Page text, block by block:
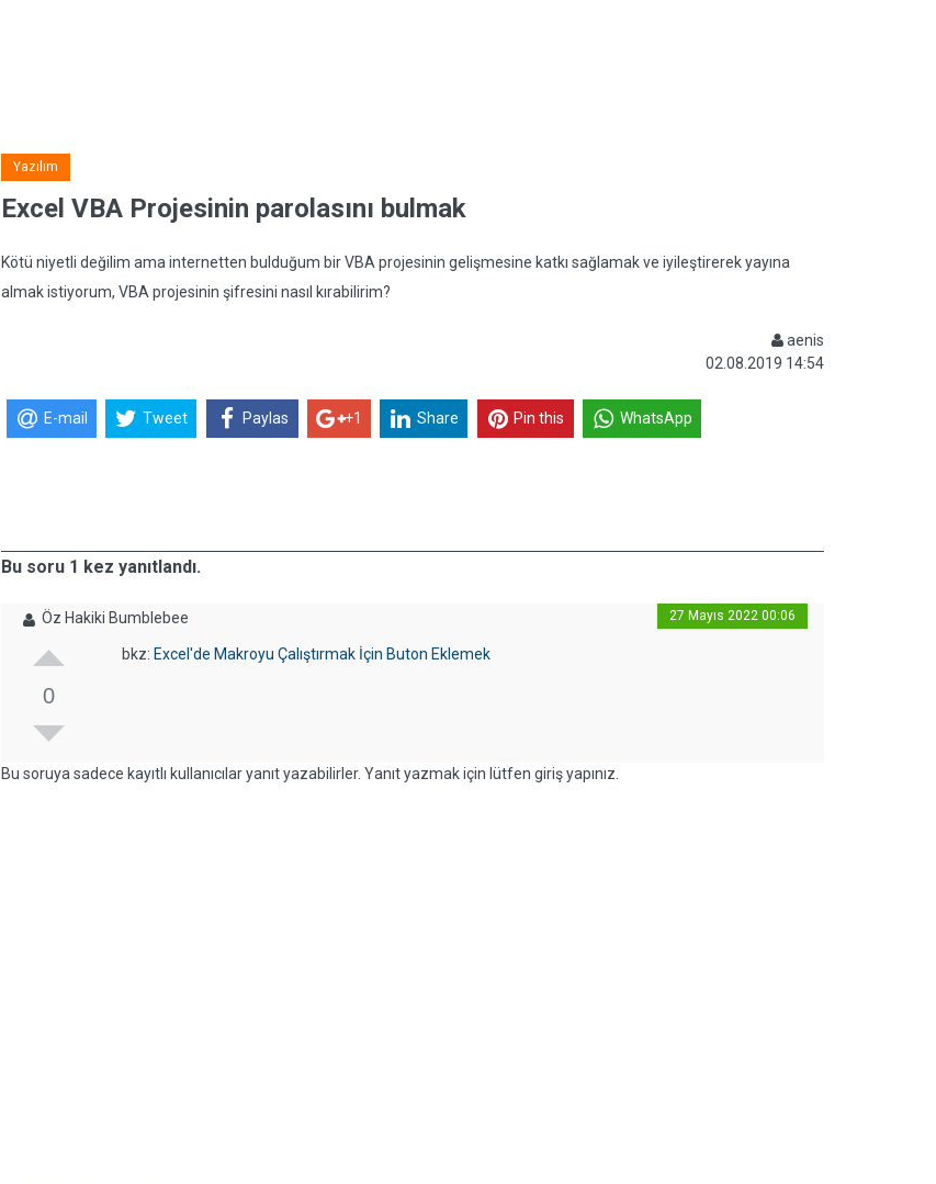
Yazılım
Excel VBA Projesinin parolasını bulmak
Kötü niyetli değilim ama internetten bulduğum bir VBA projesinin gelişmesine katkı sağlamak ve iyileştirerek yayına
almak istiyorum, VBA projesinin şifresini nasıl kırabilirim?
aenis
02.08.2019 14:54
E-mail Tweet Paylas +1 Share Pin this WhatsApp
Bu soru 1 kez yanıtlandı.
Öz Hakiki Bumblebee 27 Mayıs 2022 00:06
0
bkz: Excel'de Makroyu Çalıştırmak İçin Buton Eklemek
Bu soruya sadece kayıtlı kullanıcılar yanıt yazabilirler. Yanıt yazmak için lütfen giriş yapınız.